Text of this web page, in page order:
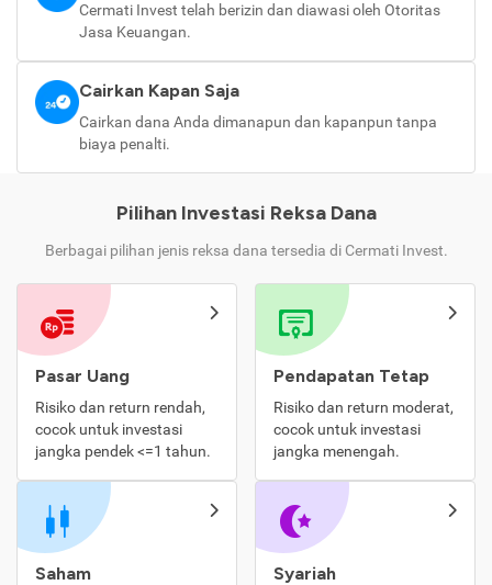
Cermati Invest telah berizin dan diawasi oleh Otoritas
Jasa Keuangan.
Cairkan Kapan Saja
Cairkan dana Anda dimanapun dan kapanpun tanpa
biaya penalti.
Pilihan Investasi Reksa Dana
Berbagai pilihan jenis reksa dana tersedia di Cermati Invest.
Pasar Uang
Risiko dan return rendah,
cocok untuk investasi
jangka pendek <=1 tahun.
Pendapatan Tetap
Risiko dan return moderat,
cocok untuk investasi
jangka menengah.
Saham Syariah